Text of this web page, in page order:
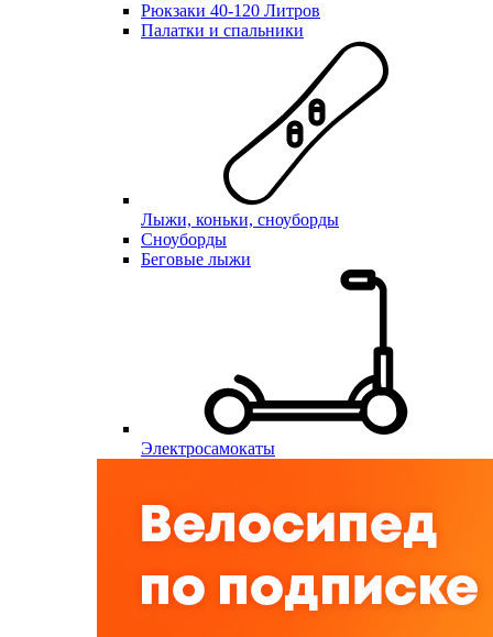
Рюкзаки 40-120 Литров
Палатки и спальники
Лыжи, коньки, сноуборды
Сноуборды
Беговые лыжи
Электросамокаты